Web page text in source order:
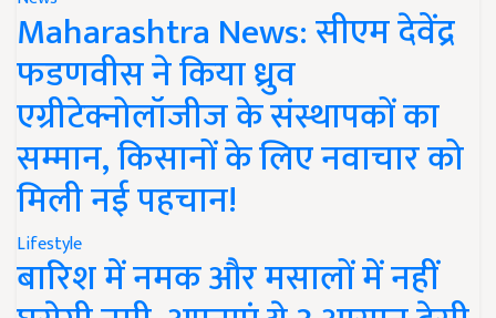
Maharashtra News: सीएम देवेंद्र
फडणवीस ने किया ध्रुव
एग्रीटेक्नोलॉजीज के संस्थापकों का
सम्मान, किसानों के लिए नवाचार को
मिली नई पहचान!
Lifestyle
बारिश में नमक और मसालों में नहीं